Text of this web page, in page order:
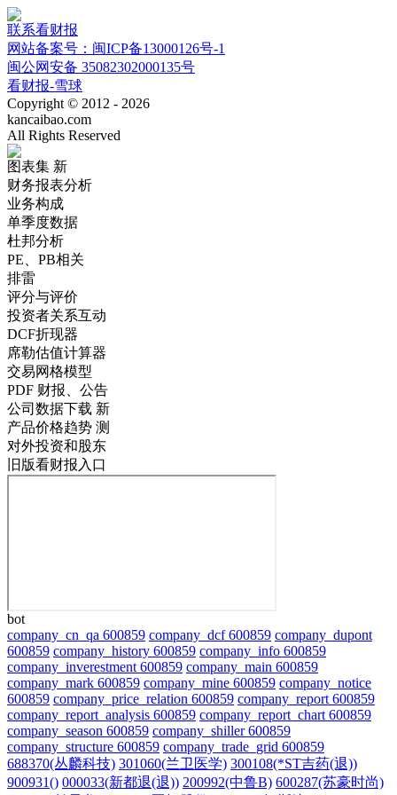
联系看财报
网站备案号：闽ICP备13000126号-1
闽公网安备 35082302000135号
看财报-雪球
Copyright © 2012 - 2026
kancaibao.com
All Rights Reserved
图表集 新
财务报表分析
业务构成
单季度数据
杜邦分析
PE、PB相关
排雷
评分与评价
投资者关系互动
DCF折现器
席勒估值计算器
交易网格模型
PDF 财报、公告
公司数据下载 新
产品价格趋势 测
对外投资和股东
旧版看财报入口
bot
company_cn_qa 600859 company_dcf 600859 company_dupont
600859 company_history 600859 company_info 600859
company_inverestment 600859 company_main 600859
company_mark 600859 company_mine 600859 company_notice
600859 company_price_relation 600859 company_report 600859
company_report_analysis 600859 company_report_chart 600859
company_season 600859 company_shiller 600859
company_structure 600859 company_trade_grid 600859
688370(丛麟科技) 301060(兰卫医学) 300108(*ST吉药(退))
900931() 000033(新都退(退)) 200992(中鲁B) 600287(苏豪时尚)